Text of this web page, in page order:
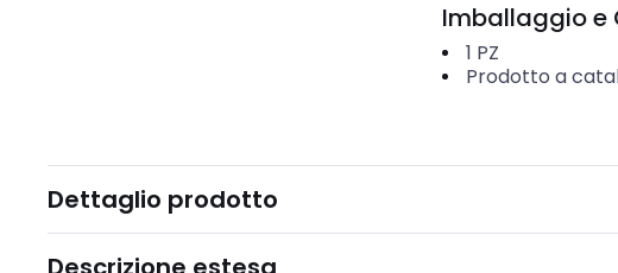
Imballaggio e
1 PZ
Prodotto a
Dettaglio prodotto